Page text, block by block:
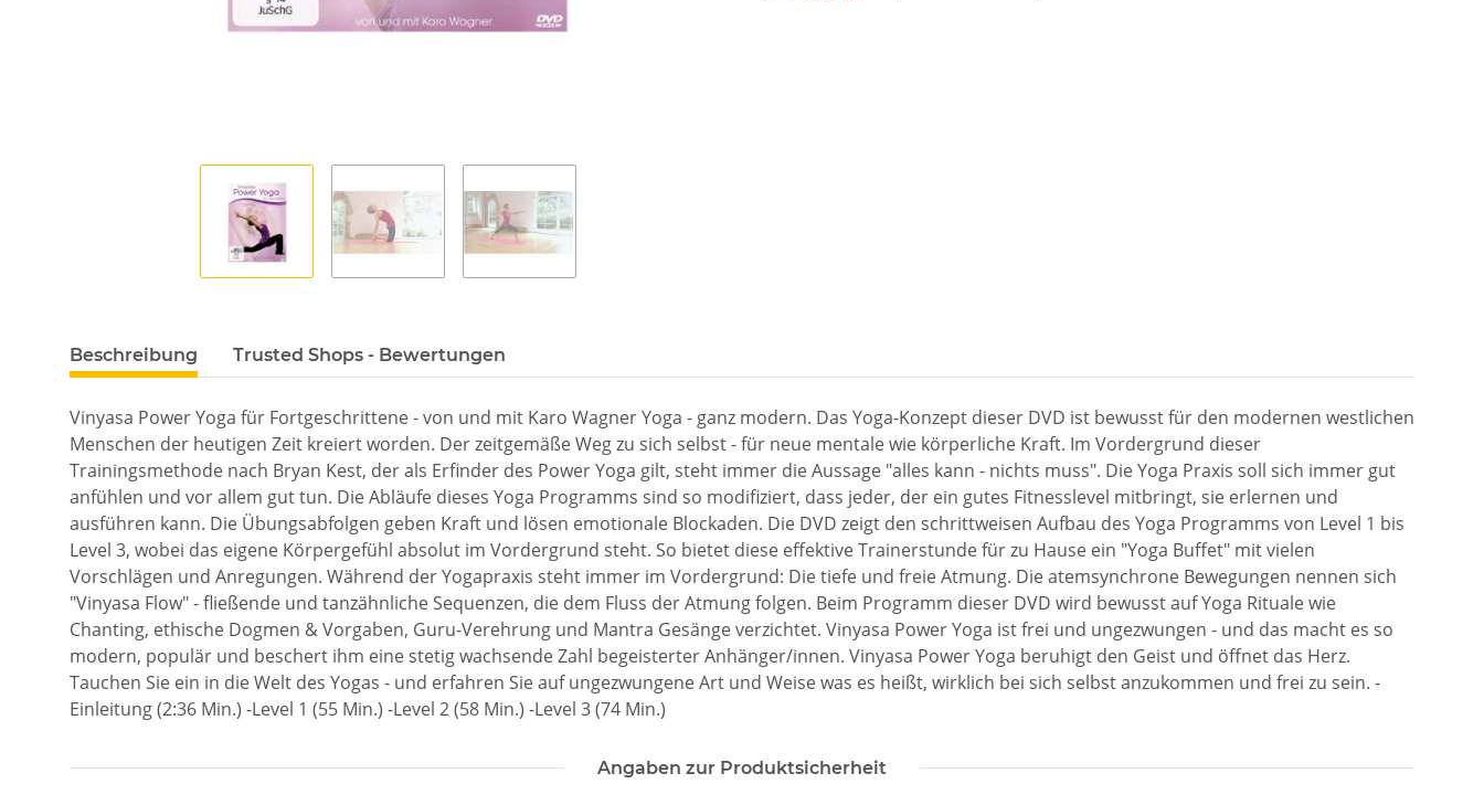
Beschreibung Trusted Shops - Bewertungen
Vinyasa Power Yoga für Fortgeschrittene - von und mit Karo Wagner Yoga - ganz modern. Das Yoga-Konzept dieser DVD ist bewusst für den modernen westlichen
Menschen der heutigen Zeit kreiert worden. Der zeitgemäße Weg zu sich selbst - für neue mentale wie körperliche Kraft. Im Vordergrund dieser
Trainingsmethode nach Bryan Kest, der als Erfinder des Power Yoga gilt, steht immer die Aussage "alles kann - nichts muss". Die Yoga Praxis soll sich immer gut
anfühlen und vor allem gut tun. Die Abläufe dieses Yoga Programms sind so modifiziert, dass jeder, der ein gutes Fitnesslevel mitbringt, sie erlernen und
ausführen kann. Die Übungsabfolgen geben Kraft und lösen emotionale Blockaden. Die DVD zeigt den schrittweisen Aufbau des Yoga Programms von Level 1 bis
Level 3, wobei das eigene Körpergefühl absolut im Vordergrund steht. So bietet diese effektive Trainerstunde für zu Hause ein "Yoga Buffet" mit vielen
Vorschlägen und Anregungen. Während der Yogapraxis steht immer im Vordergrund: Die tiefe und freie Atmung. Die atemsynchrone Bewegungen nennen sich
"Vinyasa Flow" - fließende und tanzähnliche Sequenzen, die dem Fluss der Atmung folgen. Beim Programm dieser DVD wird bewusst auf Yoga Rituale wie
Chanting, ethische Dogmen & Vorgaben, Guru-Verehrung und Mantra Gesänge verzichtet. Vinyasa Power Yoga ist frei und ungezwungen - und das macht es so
modern, populär und beschert ihm eine stetig wachsende Zahl begeisterter Anhänger/innen. Vinyasa Power Yoga beruhigt den Geist und öffnet das Herz.
Tauchen Sie ein in die Welt des Yogas - und erfahren Sie auf ungezwungene Art und Weise was es heißt, wirklich bei sich selbst anzukommen und frei zu sein. -
Einleitung (2:36 Min.) -Level 1 (55 Min.) -Level 2 (58 Min.) -Level 3 (74 Min.)
Angaben zur Produktsicherheit